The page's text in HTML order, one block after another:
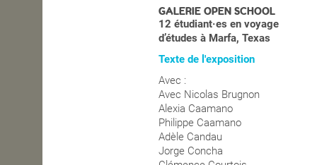
GALERIE OPEN SCHOOL
12 étudiant·es en voyage
d’études à Marfa, Texas
Texte de l'exposition
Avec :
Avec Nicolas Brugnon
Alexia Caamano
Philippe Caamano
Adèle Candau
Jorge Concha